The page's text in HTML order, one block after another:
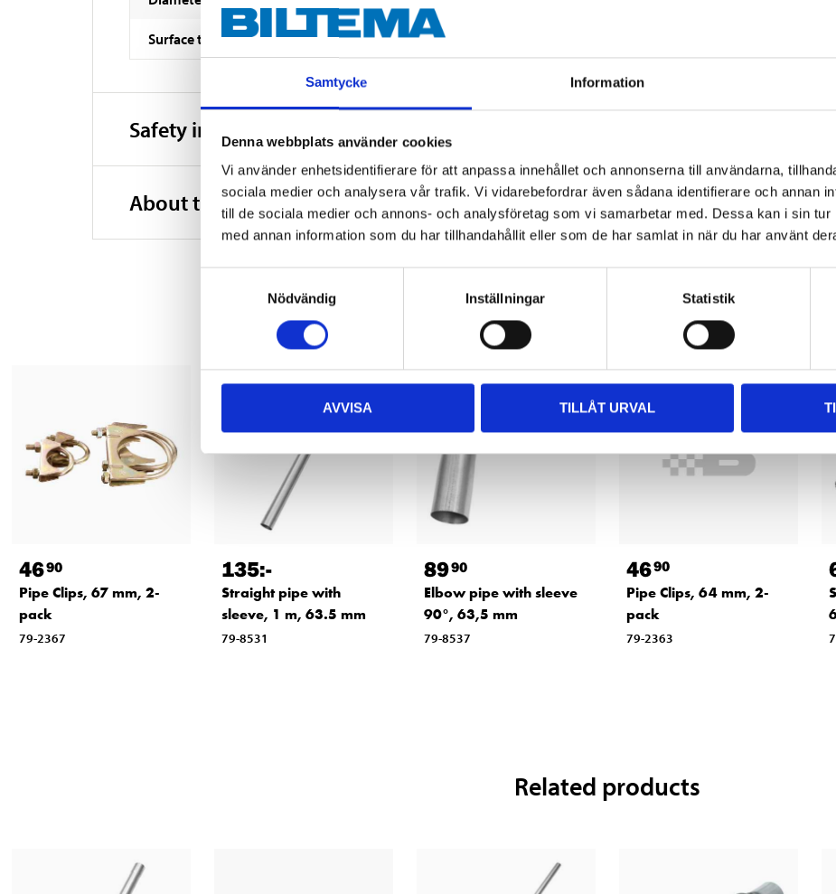
Samtycke Information
Denna webbplats använder cookies
Vi använder enhetsidentifierare för att anpassa innehållet och annonserna till användarna,
sociala medier och analysera vår trafik. Vi vidarebefordrar även sådana identifierare och annan
till de sociala medier och annons- och analysföretag som vi samarbetar med. Dessa kan i sin tur
med annan information som du har tillhandahållit eller som de har samlat in när du har använt
Nödvändig
Inställningar Statistik
AVVISA TILLÅT URVAL
Surface treatment
Safety instructions and other information
About the manufacturer
Other customers also bought
4690
Pipe Clips, 67 mm, 2-
pack
79-2367
135:-
Straight pipe with
sleeve, 1 m, 63.5 mm
79-8531
8990
Elbow pipe with sleeve
90°, 63,5 mm
79-8537
4690
Pipe Clips, 64 mm, 2-
pack
79-2363
Related products